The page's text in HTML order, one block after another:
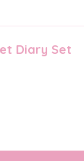
Diary Set